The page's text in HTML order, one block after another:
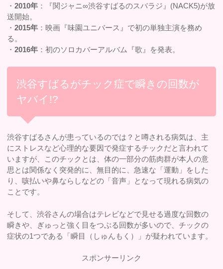
・2010年 ：『関ジャニ∞渋谷すばるのスバラジ』(NACK5)が放
送開始。
・2015年 ：映画『味園ユニバース』で初の単独主演を務め
る。
・2016年 ：初のソロカバーアルバム『歌』を発表。
渋谷すばるがチック症で瞬きの回数が
ヤバイ!?
渋谷すばるさんが患っているのでは？と噂される病気は、主
にストレスなど心理的な要因で発症するチックだと言われて
いますが、このチックとは、体の一部分の筋肉群が本人の意
思とは関係なく突発的に、無目的に、急速な「運動」をした
り、咳払いや鼻ならしなどの「音声」となって現れる病気の
ことです。
そして、渋谷さんの場合はテレビなどで見せる過度な回数の
瞬きや、ぎゅっと強く目をつぶる回数が多いので、チックの
症状の1つである「瞬目（しゅんもく）」が疑われています。
スポンサーリンク